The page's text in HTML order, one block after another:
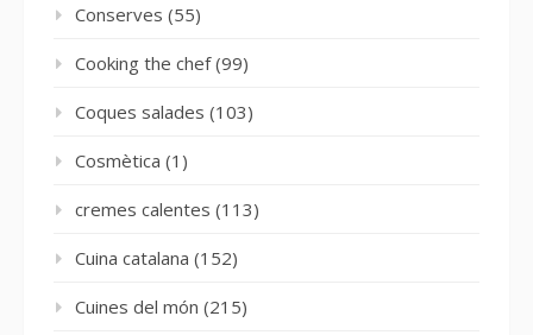
Conserves (55)
Cooking the chef(99)
Coques salades (103)
Cosmètica (1)
cremes calentes (113)
Cuina catalana (152)
Cuines del món (215)